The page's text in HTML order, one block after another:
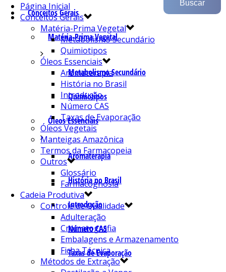
Conceitos Gerais
Matéria-Prima Vegetal
Metabolismo Secundário
Quimiotipos
Óleos Essenciais
Aromaterapia
História no Brasil
Introdução
Número CAS
Taxas de Evaporação
Página Inicial
Conceitos Gerais
Matéria-Prima Vegetal
Metabolismo Secundário
Quimiotipos
Óleos Essenciais
Aromaterapia
História no Brasil
Introdução
Número CAS
Taxas de Evaporação
Óleos Vegetais
Manteigas Amazônica
Termos da Farmacopeia
Outros
Glossário
Farmacognosia
Cadeia Produtiva
Controle de Qualidade
Adulteração
Cromatografia
Embalagens e Armazenamento
Ficha Técnica
Métodos de Extração